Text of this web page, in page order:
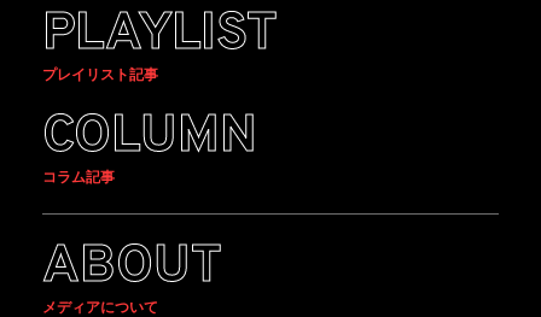
PLAYLIST
プレイリスト記事
COLUMN
コラム記事
ABOUT
メディアについて